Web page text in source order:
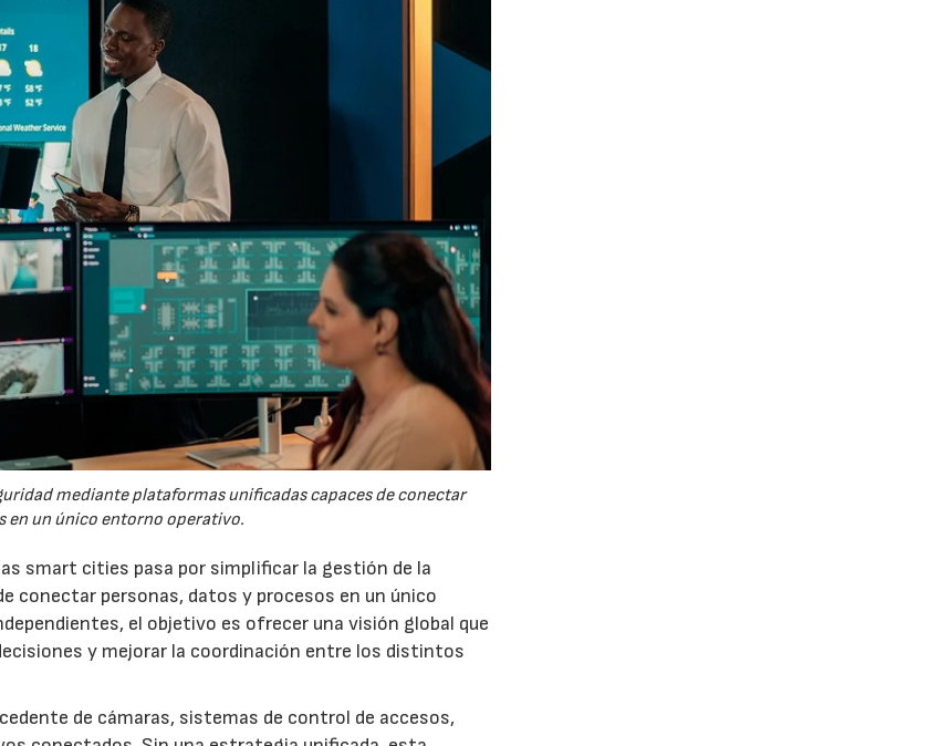
mediante plataformas unificadas capaces de conectar
en un único entorno operativo.
smart cities pasa por simplificar la gestión de la
conectar personas, datos y procesos en un único
el objetivo es ofrecer una visión global que
y mejorar la coordinación entre los distintos
de cámaras, sistemas de control de accesos,